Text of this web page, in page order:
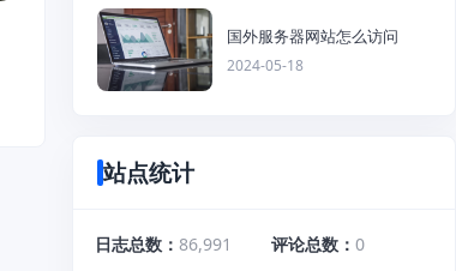
国外服务器网站怎么访问
2024-05-18
站点统计
日志总数 86,991 评论总数
0